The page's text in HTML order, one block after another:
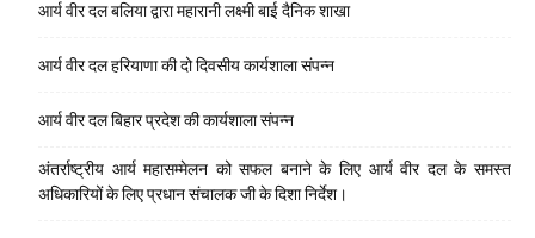
आर्य वीर दल बलिया द्वारा महारानी लक्ष्मी बाई दैनिक शाखा
आर्य वीर दल हरियाणा की दो दिवसीय कार्यशाला संपन्न
आर्य वीर दल बिहार प्रदेश की कार्यशाला संपन्न
अंतर्राष्ट्रीय आर्य महासम्मेलन को सफल बनाने के लिए आर्य वीर दल के समस्त
अधिकारियों के लिए प्रधान संचालक जी के दिशा निर्देश।